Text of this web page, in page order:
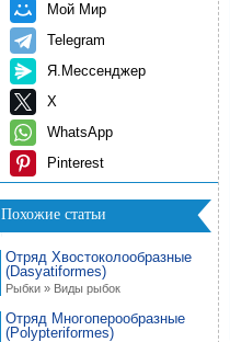
Мой Мир
Telegram
Я.Мессенджер
X
WhatsApp
Pinterest
Похожие статьи
Отряд Хвостоколообразные
(Dasyatiformes)
Рыбки » Виды рыбок
Отряд Многоперообразные
(Polypteriformes)